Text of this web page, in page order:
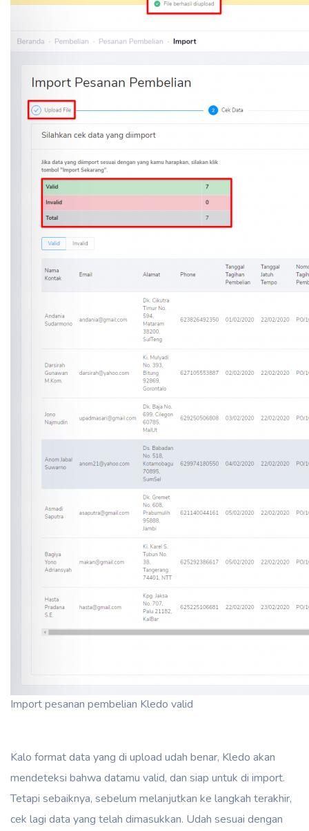
Import pesanan pembelian Kledo valid
Kalo format data yang di upload udah benar, Kledo akan
mendeteksi bahwa datamu valid, dan siap untuk di import.
Tetapi sebaiknya, sebelum melanjutkan ke langkah terakhir,
cek lagi data yang telah dimasukkan. Udah sesuai dengan